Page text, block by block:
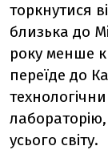
торкнутися
близька до
року менше
переїде до
усього світу.